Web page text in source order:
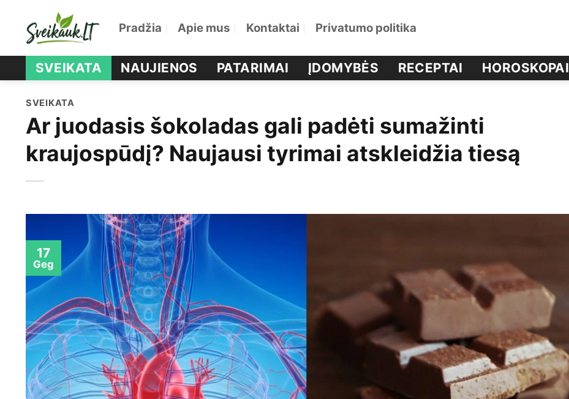
Pradžia Apie mus Kontaktai Privatumo politika
SVEIKATA NAUJIENOS PATARIMAI ĮDOMYBĖS RECEPTAI HOROSKOPAI
SVEIKATA
Ar juodasis šokoladas gali padėti sumažinti
kraujospūdį? Naujausi tyrimai atskleidžia tiesą
17
Geg